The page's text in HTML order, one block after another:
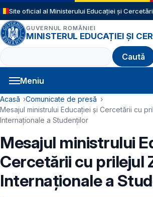
Sari la conținutul principal
Site oficial al Ministerului Educației și
GUVERNUL ROMÂNIEI
MINISTERUL EDUCAȚIEI ȘI
Caută
Meniu
Navigație principală
Cale de navigare
Acasă
Comunicate de presă
Mesajul ministrului Educației și Cercetării cu
Internaționale a Studenților
Mesajul ministrului
Cercetării cu prilejul
Internaționale a